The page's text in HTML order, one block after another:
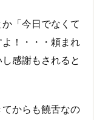
「今日でなくて
！・・・頼まれ
感謝もされると
からも饒舌なの